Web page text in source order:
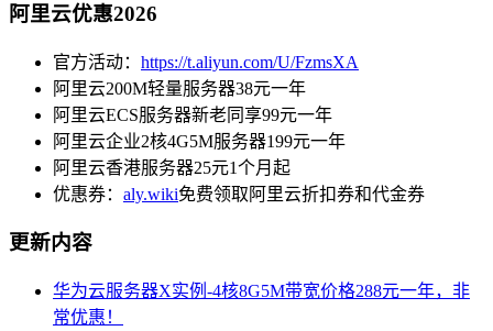
阿里云优惠2026
官方活动： https://t.aliyun.com/U/FzmsXA
阿里云200M轻量服务器38元一年
阿里云ECS服务器新老同享99元一年
阿里云企业2核4G5M服务器199元一年
阿里云香港服务器25元1个月起
优惠券： aly.wiki免费领取阿里云折扣券和代金券
更新内容
华为云服务器X实例-4核8G5M带宽价格288元一年，非
常优惠！